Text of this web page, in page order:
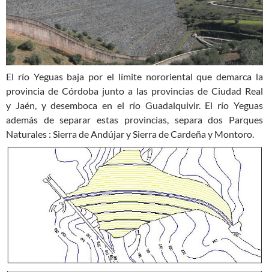
El río Yeguas baja por el límite nororiental que demarca la
provincia de Córdoba junto a las provincias de Ciudad Real
y Jaén, y desemboca en el río Guadalquivir. El río Yeguas
además de separar estas provincias, separa dos Parques
Naturales : Sierra de Andújar y Sierra de Cardeña y Montoro.